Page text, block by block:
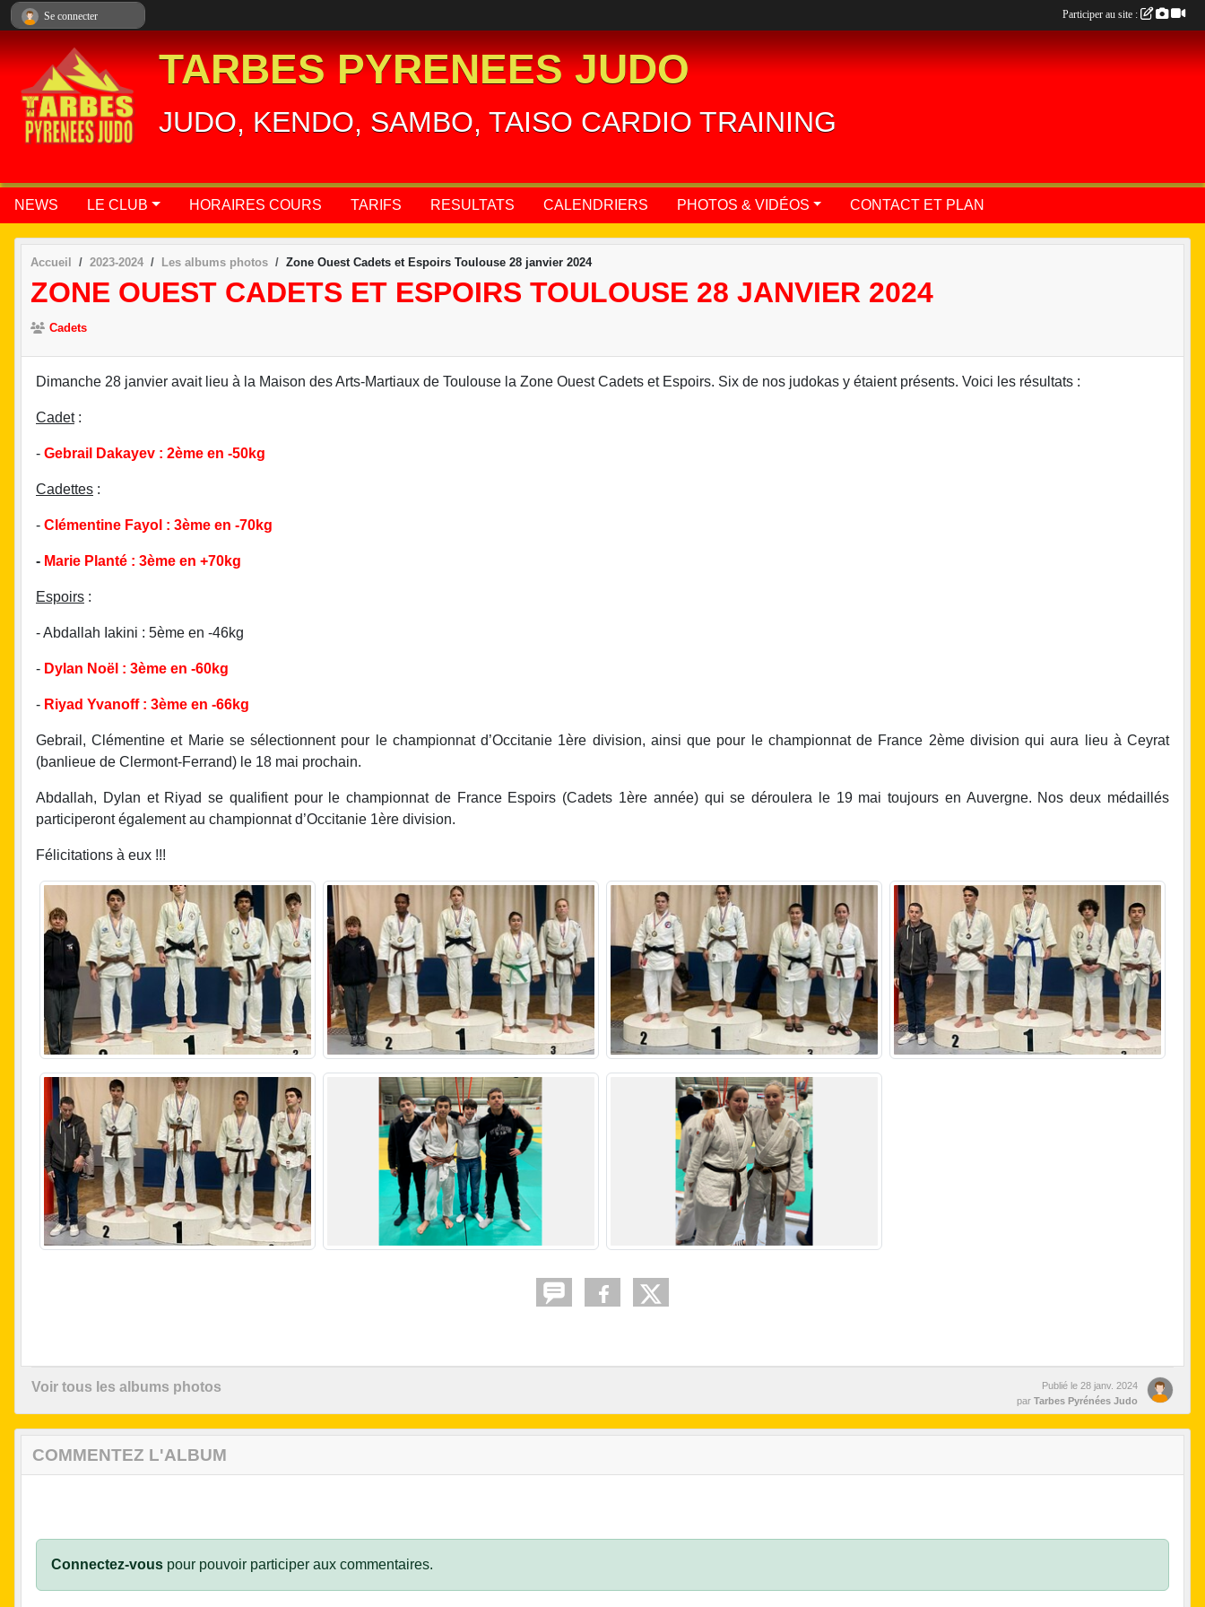
TARBES PYRENEES JUDO
JUDO, KENDO, SAMBO, TAISO CARDIO TRAINING
NEWS LE CLUB HORAIRES COURS TARIFS RESULTATS CALENDRIERS PHOTOS & VIDÉOS CONTACT ET PLAN
Accueil 2023-2024 Les albums photos Zone Ouest Cadets et Espoirs Toulouse 28 janvier 2024
ZONE OUEST CADETS ET ESPOIRS TOULOUSE 28 JANVIER 2024
Cadets
Dimanche 28 janvier avait lieu à la Maison des Arts-Martiaux de Toulouse la Zone Ouest Cadets et Espoirs. Six de nos judokas y étaient présents. Voici les résultats :
Cadet:
- Gebrail Dakayev : 2ème en -50kg
Cadettes :
- Clémentine Fayol : 3ème en -70kg
- Marie Planté : 3ème en +70kg
Espoirs :
- Abdallah Iakini : 5ème en -46kg
- Dylan Noël : 3ème en -60kg
- Riyad Yvanoff : 3ème en -66kg
Gebrail, Clémentine et Marie se sélectionnent pour le championnat d’Occitanie 1ère division, ainsi que pour le championnat de France 2ème division qui aura lieu à Ceyrat
(banlieue de Clermont-Ferrand) le 18 mai prochain.
Abdallah, Dylan et Riyad se qualifient pour le championnat de France Espoirs (Cadets 1ère année) qui se déroulera le 19 mai toujours en Auvergne. Nos deux médaillés
participeront également au championnat d’Occitanie 1ère division.
Félicitations à eux !!!
Voir tous les albums photos Publié le 28 janv. 2024
par Tarbes Pyrénées Judo
COMMENTEZ L'ALBUM
Connectez-vous pour pouvoir participer aux commentaires.
Se connecter Participer au site :
Panneau de gestion des cookies